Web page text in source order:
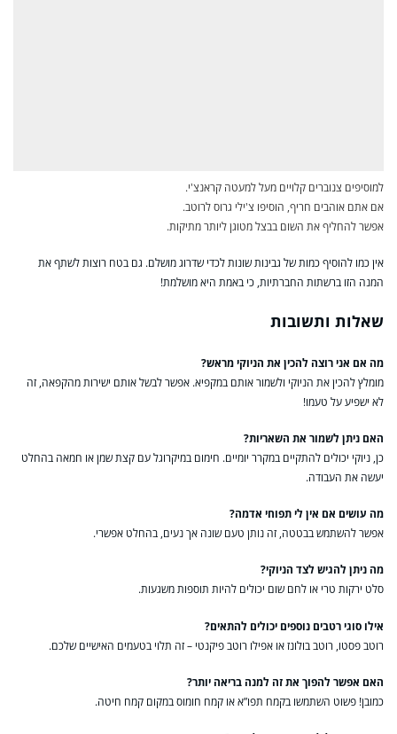
למוסיפים צנוברים קלויים מעל למעטה קראנצ'י.
אם אתם אוהבים חריף, הוסיפו צ'ילי גרוס לרוטב.
אפשר להחליף את השום בבצל מטוגן ליותר מתיקות.
אין כמו להוסיף כמות של גבינות שונות לכדי שדרוג מושלם. גם בטח רוצות לשתף את
המנה הזו ברשתות החברתיות, כי באמת היא מושלמת!
שאלות ותשובות
מה אם אני רוצה להכין את הניוקי מראש?
מומלץ להכין את הניוקי ולשמור אותם במקפיא. אפשר לבשל אותם ישירות מהקפאה, זה
לא ישפיע על טעמו!
האם ניתן לשמור את השאריות?
כן, ניוקי יכולים להתקיים במקרר יומיים. חימום במיקרוגל עם קצת שמן או חמאה בהחלט
יעשה את העבודה.
מה עושים אם אין לי תפוחי אדמה?
אפשר להשתמש בבטטה, זה נותן טעם שונה אך נעים, בהחלט אפשרי.
מה ניתן להגיש לצד הניוקי?
סלט ירקות טרי או לחם שום יכולים להיות תוספות משגעות.
אילו סוגי רטבים נוספים יכולים להתאים?
רוטב פסטו, רוטב בולונז או אפילו רוטב פיקנטי – זה תלוי בטעמים האישיים שלכם.
האם אפשר להפוך את זה למנה בריאה יותר?
כמובן! פשוט השתמשו בקמח תפו”א או קמח חומוס במקום קמח חיטה.